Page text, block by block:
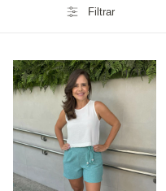
Filtrar
1/10